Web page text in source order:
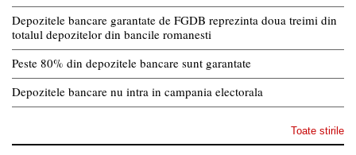
Depozitele bancare garantate de FGDB reprezinta doua treimi din
totalul depozitelor din bancile romanesti
Peste 80% din depozitele bancare sunt garantate
Depozitele bancare nu intra in campania electorala
Toate stirile